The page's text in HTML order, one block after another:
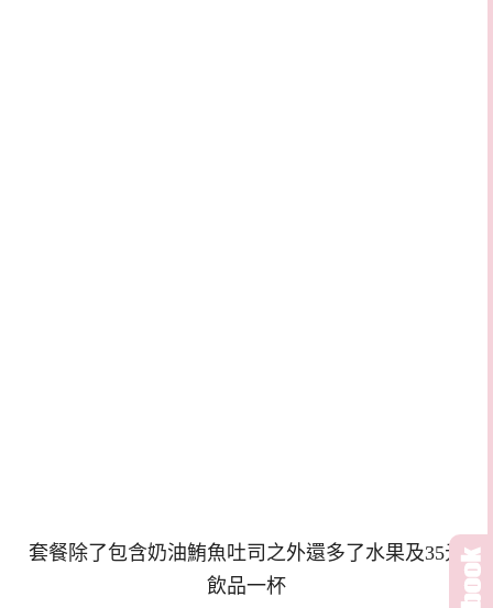
套餐除了包含奶油鮪魚吐司之外還多了水果及35元
飲品一杯